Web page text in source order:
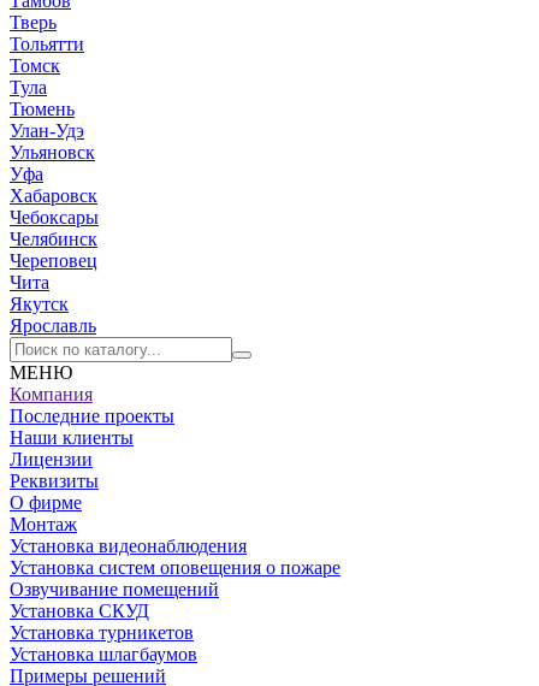
Тверь
Тольятти
Томск
Тула
Тюмень
Улан-Удэ
Ульяновск
Уфа
Хабаровск
Чебоксары
Челябинск
Череповец
Чита
Якутск
Ярославль
МЕНЮ
Компания
Последние проекты
Наши клиенты
Лицензии
Реквизиты
О фирме
Монтаж
Установка видеонаблюдения
Установка систем оповещения о пожаре
Озвучивание помещений
Установка СКУД
Установка турникетов
Установка шлагбаумов
Примеры решений